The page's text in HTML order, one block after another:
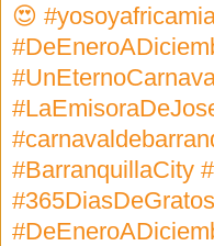
😍
#BarranquillaCity